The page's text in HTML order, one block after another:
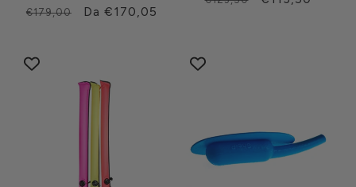
Prezzo
€179,00
Prezzo
Da €170,05